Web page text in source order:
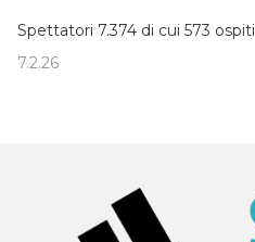
Spettatori 7.374 di cui 573 ospiti
7.2.26